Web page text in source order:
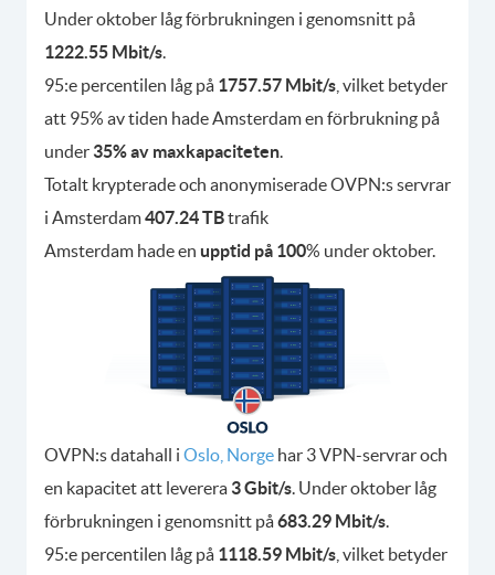
Under oktober låg förbrukningen i genomsnitt på
1222.55 Mbit/s.
95:e percentilen låg på 1757.57 Mbit/s , vilket betyder
att 95% av tiden hade Amsterdam en förbrukning på
under 35% av maxkapaciteten.
Totalt krypterade och anonymiserade OVPN:s servrar
i Amsterdam407.24 TBtrafik
Amsterdam hade en upptid på 100% under oktober.
OVPN:s datahall i Oslo, Norge har 3 VPN-servrar och
en kapacitet att leverera 3 Gbit/s . Under oktober låg
förbrukningen i genomsnitt på683.29 Mbit/s
95:e percentilen låg på 1118.59 Mbit/s , vilket betyder